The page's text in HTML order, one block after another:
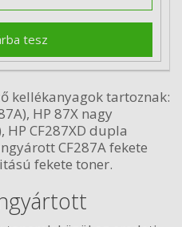
tesz
kellékanyagok tartoznak:
HP 87X nagy
HP CF287XD dupla
CF287A fekete
fekete toner.